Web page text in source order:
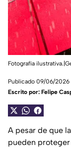
Fotografía
Publicado 09/06/2026
Escrito por: Felipe
A pesar de que
pueden